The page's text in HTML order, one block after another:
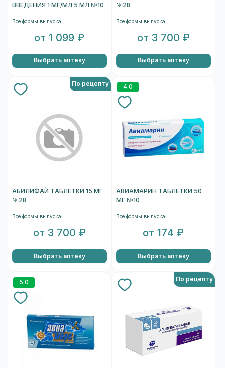
ВВЕДЕНИЯ 1 МГ/МЛ 5 МЛ №10
Все формы выпуска
от 1 099 ₽
Выбрать аптеку
№28
Все формы выпуска
от 3 700 ₽
Выбрать аптеку
По рецепту
АБИЛИФАЙ ТАБЛЕТКИ 15 МГ
№28
Все формы выпуска
от 3 700 ₽
Выбрать аптеку
4.0
АВИАМАРИН ТАБЛЕТКИ 50
МГ №10
Все формы выпуска
от 174 ₽
Выбрать аптеку
5.0 По рецепту